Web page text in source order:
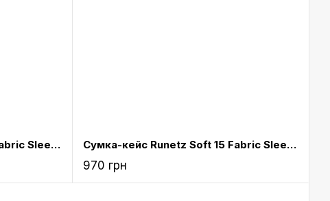
Сумка-кейс Runetz Soft 15 Fabric Sleeve для MacBook 15“ Blue (S-15Blue) Сумка-кейс Runetz Soft 15 Fabric Sleeve для MacBook 15“ Teal (S-15Teal)
970 грн